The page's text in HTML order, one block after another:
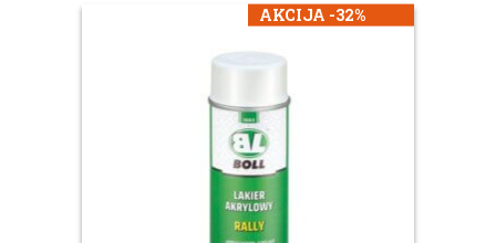
AKCIJA -32%